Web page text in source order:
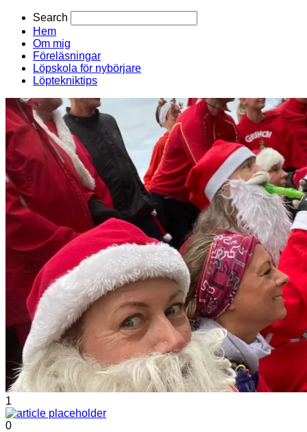
Search
Hem
Om mig
Föreläsningar
Löpskola för nybörjare
Löptekniktips
1
0